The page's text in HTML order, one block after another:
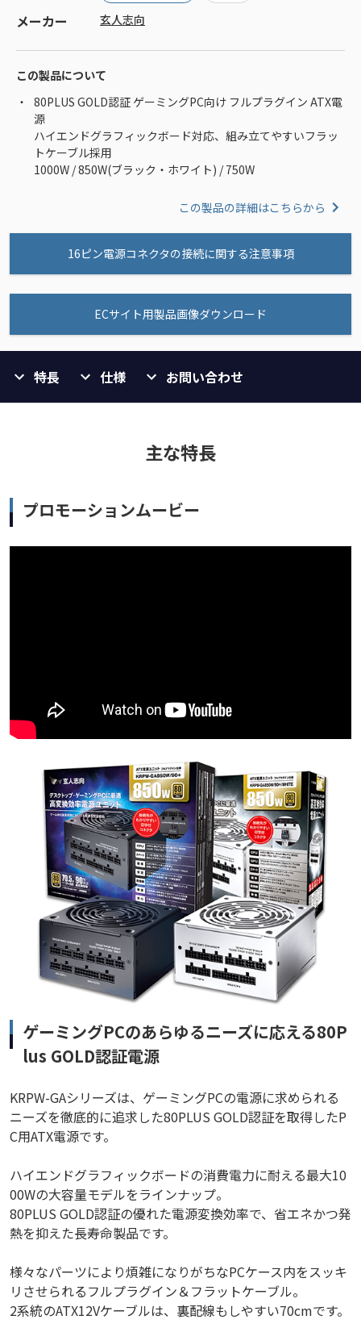
メーカー 玄人志向
この製品について
80PLUS GOLD認証 ゲーミングPC向け フルプラグイン ATX電
源
ハイエンドグラフィックボード対応、組み立てやすいフラッ
トケーブル採用
1000W / 850W(ブラック・ホワイト) / 750W
この製品の詳細はこちらから
16ピン電源コネクタの接続に関する注意事項
ECサイト用製品画像ダウンロード
特長 仕様 お問い合わせ
主な特長
プロモーションムービー
ゲーミングPCのあらゆるニーズに応える80P
lus GOLD認証電源
KRPW-GAシリーズは、ゲーミングPCの電源に求められる
ニーズを徹底的に追求した80PLUS GOLD認証を取得したP
C用ATX電源です。
ハイエンドグラフィックボードの消費電力に耐える最大10
00Wの大容量モデルをラインナップ。
80PLUS GOLD認証の優れた電源変換効率で、省エネかつ発
熱を抑えた長寿命製品です。
様々なパーツにより煩雑になりがちなPCケース内をスッキ
リさせられるフルプラグイン＆フラットケーブル。
2系統のATX12Vケーブルは、裏配線もしやすい70cmです。